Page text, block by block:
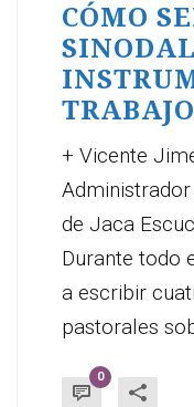
CÓMO
+ Vicente
de Jaca
Durante todo
a escribir
pastorales
0